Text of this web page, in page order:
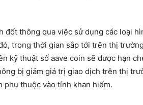
đốt thông qua việc sử dụng các loại
trong thời gian sắp tới trên thị
kỹ thuật số aave coin sẽ được hạn
bị giảm giá trị giao dịch trên thị
thuộc vào tính khan hiếm.